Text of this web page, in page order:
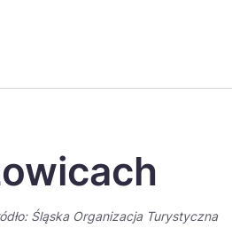
Śląska Organizacja Turystyczna